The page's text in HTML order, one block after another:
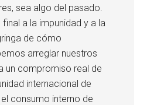
sea algo del pasado.
a la impunidad y a la
de cómo
arreglar nuestros
un compromiso real de
internacional de
consumo interno de